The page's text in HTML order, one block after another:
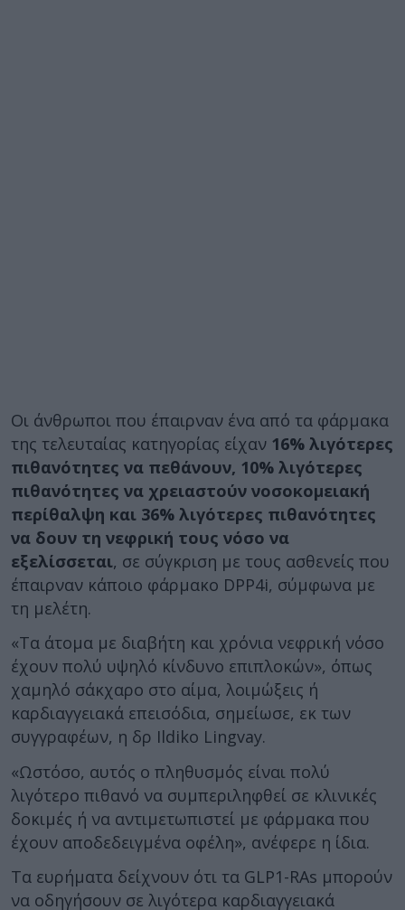
Οι άνθρωποι που έπαιρναν ένα από τα φάρμακα
της τελευταίας κατηγορίας είχαν 16% λιγότερες
πιθανότητες να πεθάνουν, 10% λιγότερες
πιθανότητες να χρειαστούν νοσοκομειακή
περίθαλψη και 36% λιγότερες πιθανότητες
να δουν τη νεφρική τους νόσο να
εξελίσσεται, σε σύγκριση με τους ασθενείς που
έπαιρναν κάποιο φάρμακο DPP4i, σύμφωνα με
τη μελέτη.
«Τα άτομα με διαβήτη και χρόνια νεφρική νόσο
έχουν πολύ υψηλό κίνδυνο επιπλοκών», όπως
χαμηλό σάκχαρο στο αίμα, λοιμώξεις ή
καρδιαγγειακά επεισόδια, σημείωσε, εκ των
συγγραφέων, η δρ Ildiko Lingvay.
«Ωστόσο, αυτός ο πληθυσμός είναι πολύ
λιγότερο πιθανό να συμπεριληφθεί σε κλινικές
δοκιμές ή να αντιμετωπιστεί με φάρμακα που
έχουν αποδεδειγμένα οφέλη», ανέφερε η ίδια.
Τα ευρήματα δείχνουν ότι τα GLP1-RAs μπορούν
να οδηγήσουν σε λιγότερα καρδιαγγειακά